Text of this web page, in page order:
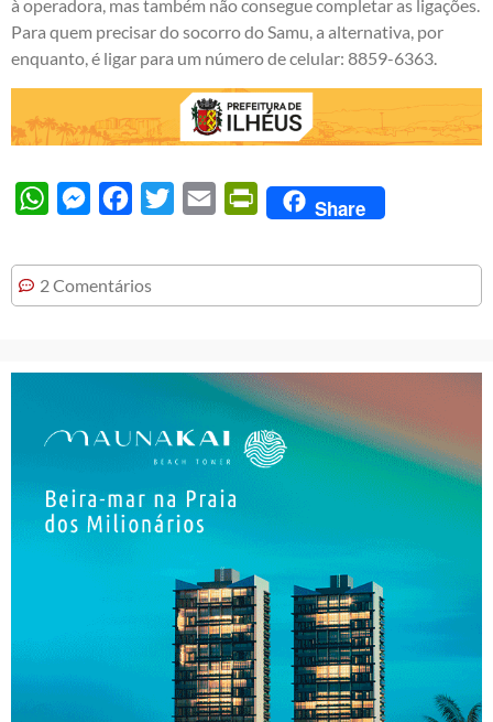
à operadora, mas também não consegue completar as ligações.
Para quem precisar do socorro do Samu, a alternativa, por
enquanto, é ligar para um número de celular: 8859-6363.
WhatsAppMessengerFacebook
Twitter Email PrintFriendly
Share
2 Comentários